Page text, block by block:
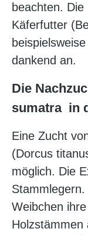
beachten.
Käferfutter
dankend an.
Die
sumatra in
Eine Zucht
(Dorcus
möglich. Die
Weibchen
Holzstämmen